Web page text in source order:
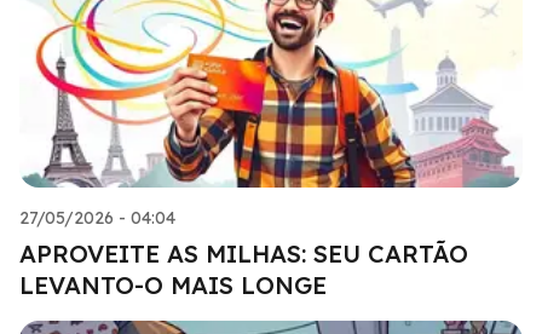
27/05/2026 - 04:04
APROVEITE AS MILHAS: SEU CARTÃO
LEVANTO-O MAIS LONGE